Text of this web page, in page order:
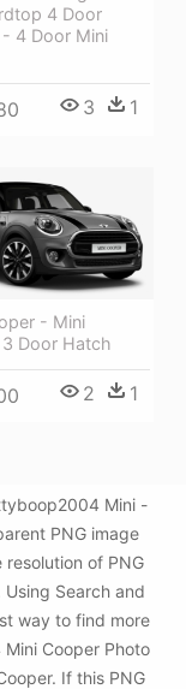
4 Door
4 Door Mini
3 1
- Mini
Door Hatch
2 1
Mini -
PNG image
of PNG
Search and
way to find more
Cooper Photo
If this PNG